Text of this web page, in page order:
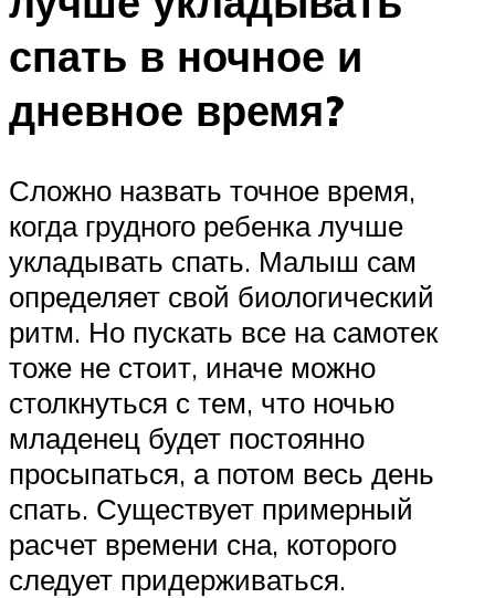
спать в ночное и
дневное время?
Сложно назвать точное время,
когда грудного ребенка лучше
укладывать спать. Малыш сам
определяет свой биологический
ритм. Но пускать все на самотек
тоже не стоит, иначе можно
столкнуться с тем, что ночью
младенец будет постоянно
просыпаться, а потом весь день
спать. Существует примерный
расчет времени сна, которого
следует придерживаться.